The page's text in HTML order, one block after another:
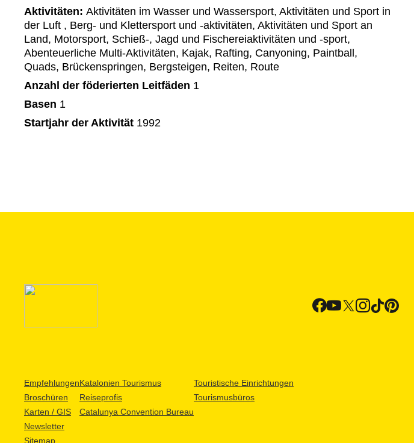
Aktivitäten: Aktivitäten im Wasser und Wassersport, Aktivitäten und Sport in
der Luft , Berg- und Klettersport und -aktivitäten, Aktivitäten und Sport an
Land, Motorsport, Schieß-, Jagd und Fischereiaktivitäten und -sport,
Abenteuerliche Multi-Aktivitäten, Kajak, Rafting, Canyoning, Paintball,
Quads, Brückenspringen, Bergsteigen, Reiten, Route
Anzahl der föderierten Leitfäden 1
Basen 1
Startjahr der Aktivität 1992
Empfehlungen
Broschüren
Karten / GIS
Newsletter
Sitemap
Katalonien Tourismus
Reiseprofis
Catalunya Convention Bureau
Touristische Einrichtungen
Tourismusbüros